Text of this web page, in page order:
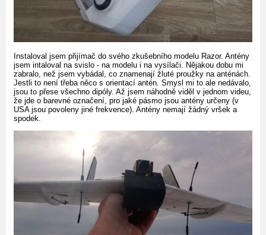
Instaloval jsem přijímač do svého zkušebního modelu Razor. Antény
jsem intaloval na svislo - na modelu i na vysílači. Nějakou dobu mi
zabralo, než jsem vybádal, co znamenají žluté proužky na anténách.
Jestli to není třeba něco s orientací antén. Smysl mi to ale nedávalo,
jsou to přese všechno dipóly. Až jsem náhodně viděl v jednom videu,
že jde o barevné označení, pro jaké pásmo jsou antény určeny (v
USA jsou povoleny jiné frekvence). Antény nemají žádný vršek a
spodek.